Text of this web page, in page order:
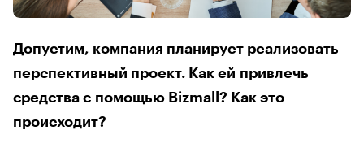
Допустим, компания планирует реализовать
перспективный проект. Как ей привлечь
средства с помощью Bizmall? Как это
происходит?